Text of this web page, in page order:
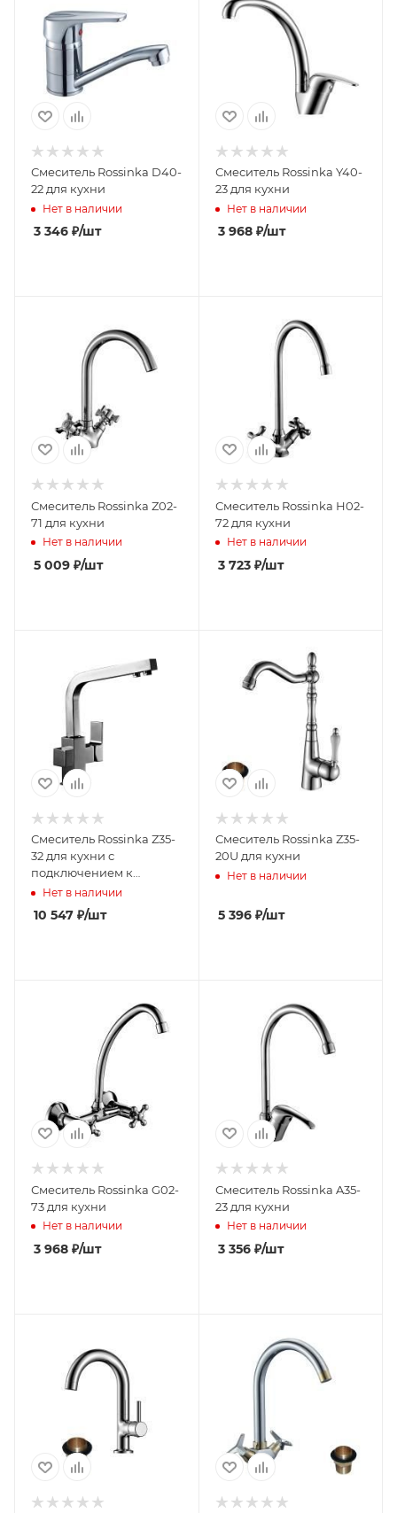
Смеситель Rossinka D40-
22 для кухни
Нет в наличии
3 346 ₽/шт
Смеситель Rossinka Y40-
23 для кухни
Нет в наличии
3 968₽/шт
Смеситель Rossinka Z02-
71 для кухни
Нет в наличии
5 009 ₽/шт
Смеситель Rossinka Н02-
72 для кухни
Нет в наличии
3 723₽/шт
Смеситель Rossinka Z35-
32 для кухни с
подключением к
фильтру с питьевой
Нет в наличии
10 547 ₽/шт
Смеситель Rossinka Z35-
20U для кухни
Нет в наличии
5 396₽/шт
Смеситель Rossinka G02-
73 для кухни
Нет в наличии
3 968 ₽/шт
Смеситель Rossinka A35-
23 для кухни
Нет в наличии
3 356₽/шт